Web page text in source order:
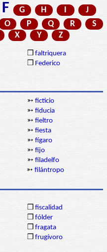
F G H I
J
O P Q R
S
X Y Z
❒ faltriquera
❒ Federico
➳ ficticio
➳ fiducia
➳ fieltro
➳ fiesta
➳ fígaro
➳ fijo
➳ filadelfo
➳ filántropo
❒ fiscalidad
❒ fólder
❒ fragata
❒ frugívoro